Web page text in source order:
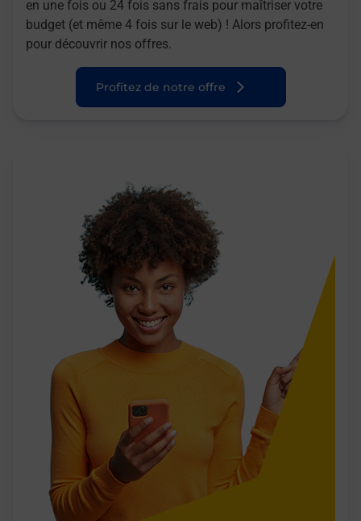
en une fois ou 24 fois sans frais pour maîtriser votre
budget (et même 4 fois sur le web) ! Alors profitez-en
pour découvrir nos offres.
Profitez de notre offre